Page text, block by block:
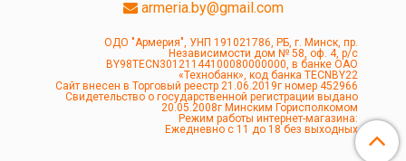
armeria.by@gmail.com
ОДО "Армерия", УНП 191021786, РБ, г. Минск, пр.
Независимости дом № 58, оф. 4, р/с
BY98TECN30121144100080000000, в банке ОАО
«Технобанк», код банка TECNBY22
Сайт внесен в Торговый реестр 21.06.2019г номер 452966
Свидетельство о государственной регистрации выдано
20.05.2008г Минским Горисполкомом
Режим работы интернет-магазина:
Ежедневно с 11 до 18 без выходных